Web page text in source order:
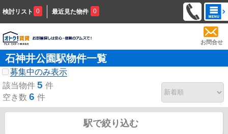
検討リスト 0 最近見た物件 0
お問合せ
石神井公園駅物件一覧
募集中のみ表示
該当物件 5 件
空き数 6 件
駅で絞り込む